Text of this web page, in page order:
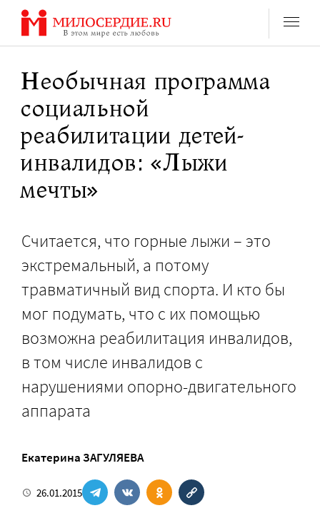
Перейти
содержанию
Необычная программа
социальной
реабилитации детей-
инвалидов: «Лыжи
мечты»
Считается, что горные лыжи – это
экстремальный, а потому
травматичный вид спорта. И кто бы
мог подумать, что с их помощью
возможна реабилитация инвалидов,
в том числе инвалидов с
нарушениями опорно-двигательного
аппарата
Екатерина ЗАГУЛЯЕВА
26.01.2015